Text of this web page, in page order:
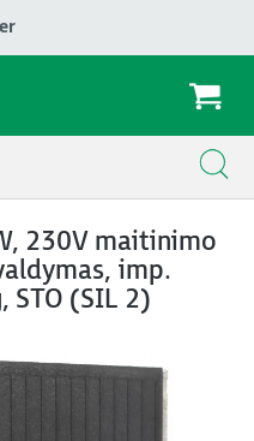
230V maitinimo
imp.
STO (SIL 2)